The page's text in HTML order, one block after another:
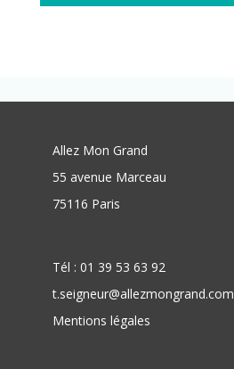
Allez Mon Grand
55 avenue Marceau
75116 Paris
Tél : 01 39 53 63 92
t.seigneur@allezmongrand.com
Mentions légales